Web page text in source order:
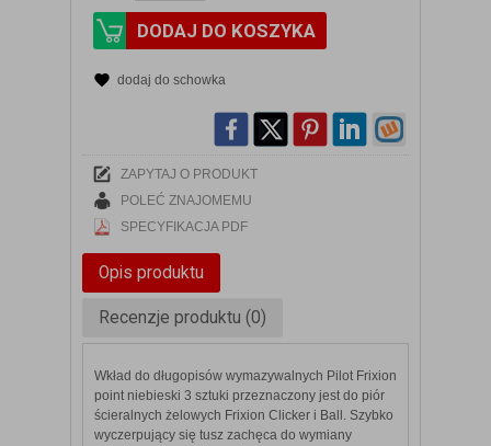
DODAJ DO KOSZYKA
dodaj do schowka
ZAPYTAJ O PRODUKT
POLEĆ ZNAJOMEMU
SPECYFIKACJA PDF
Opis produktu
Recenzje produktu (0)
Wkład do długopisów wymazywalnych Pilot Frixion
point niebieski 3 sztuki przeznaczony jest do piór
ścieralnych żelowych Frixion Clicker i Ball. Szybko
wyczerpujący się tusz zachęca do wymiany